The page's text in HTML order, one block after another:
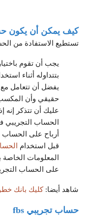
كيف يمكن أن يكون
تستطيع الاستفادة من
يجب أن تقوم
بتتداوله أثناء
يفضل أن تتعامل
حقيقي وأن
عليك أن تتذكر
الحساب التجريبي
أرباح على الحساب
قبل استخدام
المعلومات الخاصة
على الحساب
شاهد أيضا:كليك بانك
حساب تجريبي fbs